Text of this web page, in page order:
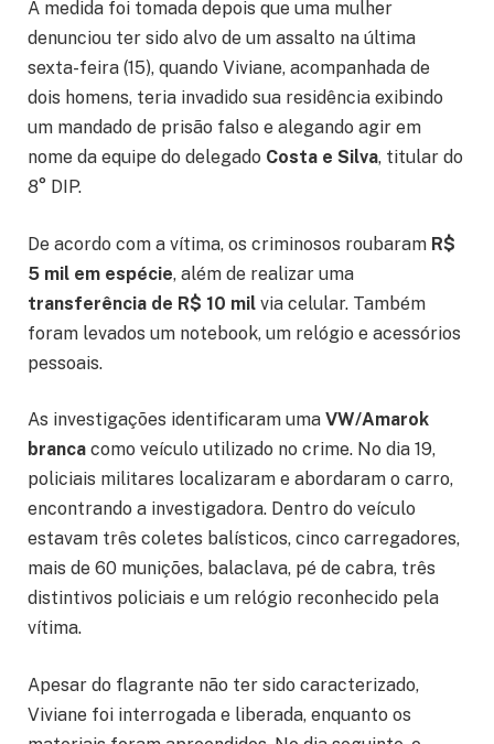
A medida foi tomada depois que uma mulher
denunciou ter sido alvo de um assalto na última
sexta-feira (15), quando Viviane, acompanhada de
dois homens, teria invadido sua residência exibindo
um mandado de prisão falso e alegando agir em
nome da equipe do delegado Costa e Silva, titular do
8° DIP.
De acordo com a vítima, os criminosos roubaram R$
5 mil em espécie, além de realizar uma
transferência de R$ 10 mil via celular. Também
foram levados um notebook, um relógio e acessórios
pessoais.
As investigações identificaram uma VW/Amarok
branca como veículo utilizado no crime. No dia 19,
policiais militares localizaram e abordaram o carro,
encontrando a investigadora. Dentro do veículo
estavam três coletes balísticos, cinco carregadores,
mais de 60 munições, balaclava, pé de cabra, três
distintivos policiais e um relógio reconhecido pela
vítima.
Apesar do flagrante não ter sido caracterizado,
Viviane foi interrogada e liberada, enquanto os